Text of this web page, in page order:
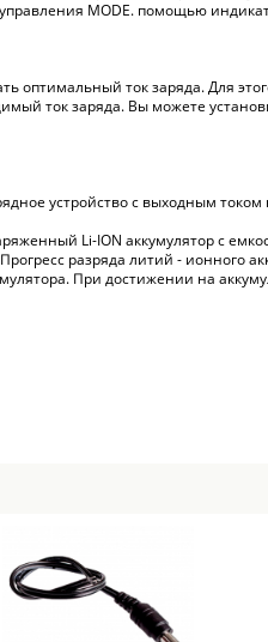
MODE. помощью
оптимальный ток заряда. Для
ток заряда. Вы можете
устройство с выходным
Li-ION аккумулятор с
разряда литий - ионного
При достижении на